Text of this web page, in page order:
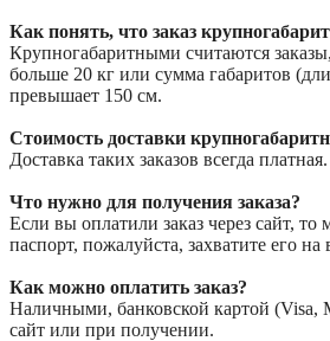
Как понять, что заказ
Крупногабаритными считаются
больше 20 кг или сумма габаритов
превышает 150 см.
Стоимость доставки
Доставка таких заказов всегда платная.
Что нужно для получения заказа?
Если вы оплатили заказ через сайт, то
паспорт, пожалуйста, захватите его на
Как можно оплатить заказ?
Наличными, банковской картой (Visa,
сайт или при получении.